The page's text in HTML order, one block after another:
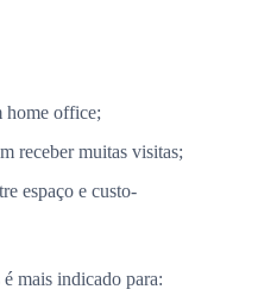
home office;
receber muitas visitas;
espaço e custo-
mais indicado para: